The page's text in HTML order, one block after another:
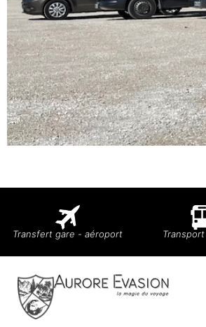
Transfert gare - aéroport